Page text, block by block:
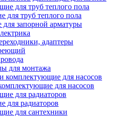
для труб теплого пола
запорной арматуры
адаптеры
для монтажа
для насосов
для радиаторов